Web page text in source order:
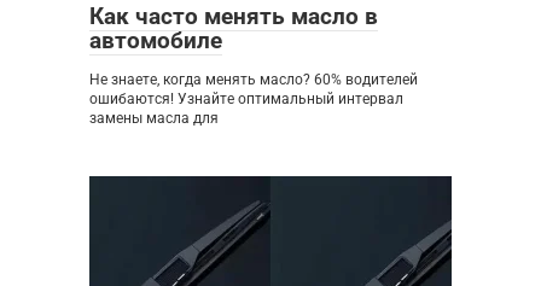
Как часто менять масло в
автомобиле
Не знаете, когда менять масло? 60% водителей
ошибаются! Узнайте оптимальный интервал
замены масла для